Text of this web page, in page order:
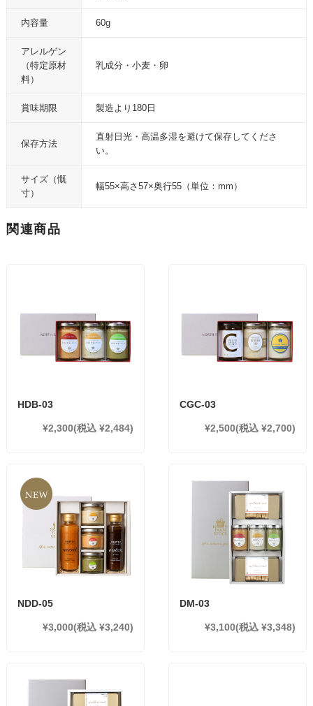
内容量 60g
アレルゲン
（特定原材
料）
乳成分・小麦・卵
賞味期限 製造より180日
保存方法
直射日光・高温多湿を避けて保存してくださ
い。
サイズ（慨
寸）
幅55×高さ57×奥行55（単位：mm）
関連商品
HDB-03
¥2,300(税込 ¥2,484)
CGC-03
¥2,500(税込 ¥2,700)
NDD-05
¥3,000(税込 ¥3,240)
DM-03
¥3,100(税込 ¥3,348)